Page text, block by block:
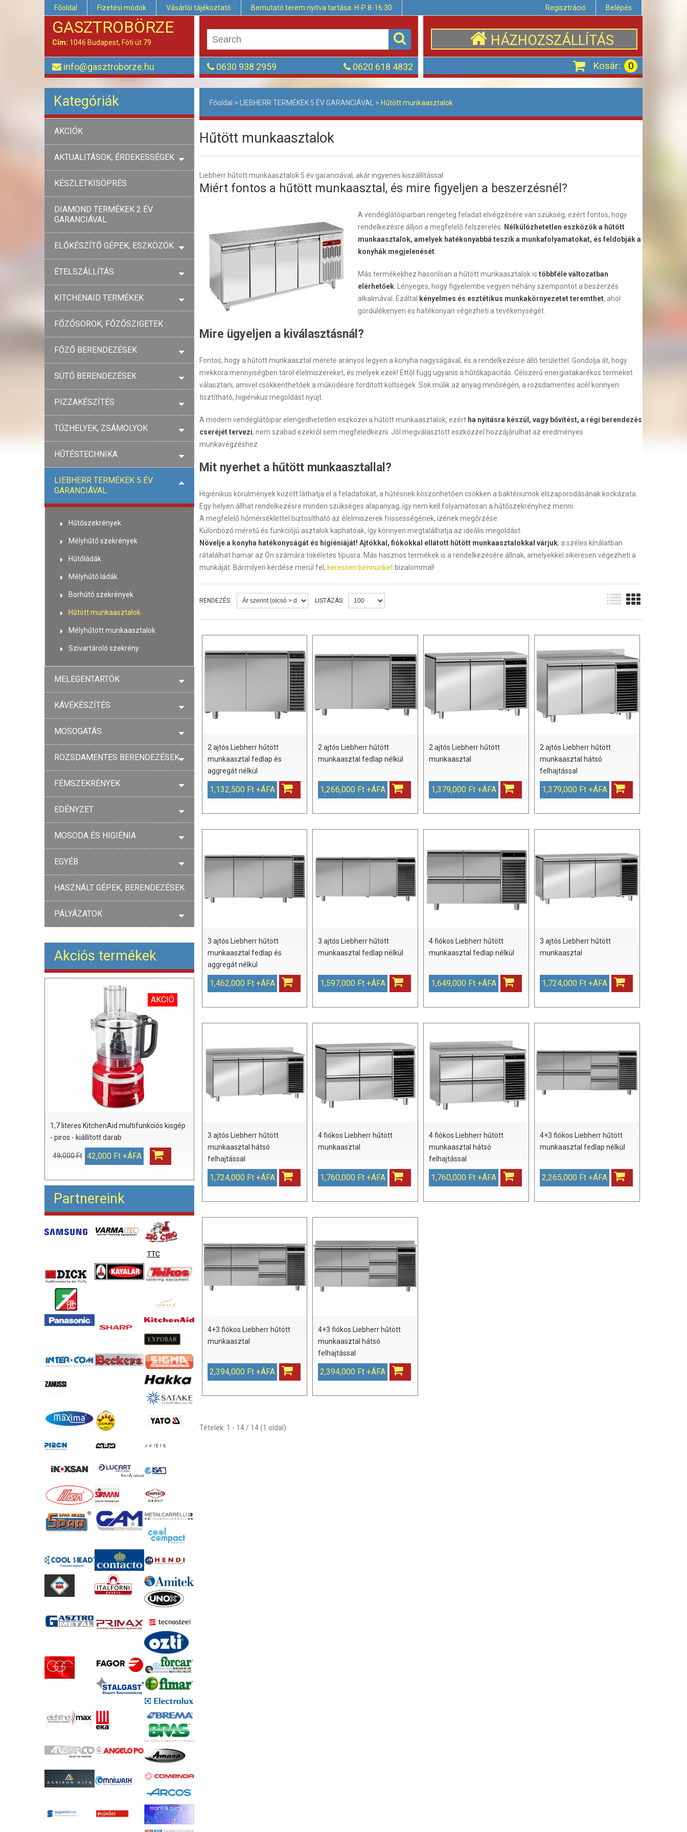
Főoldal Fizetési módok Vásárlói tájékoztató Bemutató terem nyitva tartása: H-P 8-16:30 Regisztráció Belépés
GASZTROBÖRZE
Cím: 1046 Budapest, Fóti út 79 HÁZHOZSZÁLLÍTÁS
info@gasztroborze.hu 0630 938 2959 0620 618 4832 Kosár: 0
Kategóriák
AKCIÓK
AKTUALITÁSOK, ÉRDEKESSÉGEK
KÉSZLETKISÖPRÉS
DIAMOND TERMÉKEK 2 ÉV
GARANCIÁVAL
ELŐKÉSZÍTŐ GÉPEK, ESZKÖZÖK
ÉTELSZÁLLÍTÁS
KITCHENAID TERMÉKEK
FŐZŐSOROK, FŐZŐSZIGETEK
FŐZŐ BERENDEZÉSEK
SÜTŐ BERENDEZÉSEK
PIZZAKÉSZÍTÉS
TŰZHELYEK, ZSÁMOLYOK
HŰTÉSTECHNIKA
LIEBHERR TERMÉKEK 5 ÉV
GARANCIÁVAL
Hűtőszekrények
Mélyhűtő szekrények
Hűtőládák
Mélyhűtő ládák
Borhűtő szekrények
Hűtött munkaasztalok
Mélyhűtött munkaasztalok
Szivartároló szekrény
MELEGENTARTÓK
KÁVÉKÉSZÍTÉS
MOSOGATÁS
ROZSDAMENTES BERENDEZÉSEK
FÉMSZEKRÉNYEK
EDÉNYZET
MOSODA ÉS HIGIÉNIA
EGYÉB
HASZNÁLT GÉPEK, BERENDEZÉSEK
PÁLYÁZATOK
Akciós termékek
AKCIÓ
1,7 literes KitchenAid multifunkciós kisgép
- piros - kiállított darab
49,000 Ft 42,000 Ft +ÁFA
Partnereink
Főoldal > LIEBHERR TERMÉKEK 5 ÉV GARANCIÁVAL > Hűtött munkaasztalok
Hűtött munkaasztalok
Liebherr hűtött munkaasztalok 5 év garanciával, akár ingyenes kiszállítással
Miért fontos a hűtött munkaasztal, és mire figyeljen a beszerzésnél?
A vendéglátóiparban rengeteg feladat elvégzésére van szükség, ezért fontos, hogy
rendelkezésre álljon a megfelelő felszerelés.
Nélkülözhetetlen eszközök a hűtött
munkaasztalok, amelyek hatékonyabbá teszik a munkafolyamatokat, és feldobják a
konyhák megjelenését.
Más termékekhez hasonlóan a hűtött munkaasztalok is többféle változatban
elérhetőek. Lényeges, hogy figyelembe vegyen néhány szempontot a beszerzés
alkalmával. Ezáltal
kényelmes és esztétikus munkakörnyezetet teremthet, ahol
gördülékenyen és hatékonyan végezheti a tevékenységét.
Mire ügyeljen a kiválasztásnál?
Fontos, hogy a hűtött munkaasztal mérete arányos legyen a konyha nagyságával, és a rendelkezésre álló területtel. Gondolja át, hogy
mekkora mennyiségben tárol élelmiszereket, és melyek ezek! Ettől függ ugyanis a hűtőkapacitás. Célszerű energiatakarékos terméket
választani, amivel csökkenthetőek a működésre fordított költségek. Sok múlik az anyag minőségén, a rozsdamentes acél könnyen
tisztítható, higiénikus megoldást nyújt.
A modern vendéglátóipar elengedhetetlen eszközei a hűtött munkaasztalok, ezért ha nyitásra készül, vagy bővítést, a régi berendezés
cseréjét tervezi, nem szabad ezekről sem megfeledkezni. Jól megválasztott eszközzel hozzájárulhat az eredményes
munkavégzéshez.
Mit nyerhet a hűtött munkaasztallal?
Higiénikus körülmények között láthatja el a feladatokat, a hűtésnek köszönhetően csökken a baktériumok elszaporodásának kockázata.
Egy helyen állhat rendelkezésre minden szükséges alapanyag, így nem kell folyamatosan a hűtőszekrényhez menni.
A megfelelő hőmérséklettel biztosítható az élelmiszerek frissességének, ízének megőrzése.
Különböző méretű és funkciójú asztalok kaphatóak, így könnyen megtalálhatja az ideális megoldást.
Növelje a konyha hatékonyságát és higiéniáját! Ajtókkal, fiókokkal ellátott hűtött munkaasztalokkal várjuk, a széles kínálatban
rátalálhat hamar az Ön számára tökéletes típusra. Más hasznos termékek is a rendelkezésére állnak, amelyekkel sikeresen végezheti a
munkáját. Bármilyen kérdése merül fel, keressen bennünketbizalommal!
RENDEZÉS: LISTÁZÁS:
2 ajtós Liebherr hűtött
munkaasztal fedlap és
aggregát nélkül
1,132,500 Ft +ÁFA
2 ajtós Liebherr hűtött
munkaasztal fedlap nélkül
1,266,000 Ft +ÁFA
2 ajtós Liebherr hűtött
munkaasztal
1,379,000 Ft +ÁFA
2 ajtós Liebherr hűtött
munkaasztal hátsó
felhajtással
1,379,000 Ft +ÁFA
3 ajtós Liebherr hűtött
munkaasztal fedlap és
aggregát nélkül
1,462,000 Ft +ÁFA
3 ajtós Liebherr hűtött
munkaasztal fedlap nélkül
1,597,000 Ft +ÁFA
4 fiókos Liebherr hűtött
munkaasztal fedlap nélkül
1,649,000 Ft +ÁFA
3 ajtós Liebherr hűtött
munkaasztal
1,724,000 Ft +ÁFA
3 ajtós Liebherr hűtött
munkaasztal hátsó
felhajtással
1,724,000 Ft +ÁFA
4 fiókos Liebherr hűtött
munkaasztal
1,760,000 Ft +ÁFA
4 fiókos Liebherr hűtött
munkaasztal hátsó
felhajtással
1,760,000 Ft +ÁFA
4+3 fiókos Liebherr hűtött
munkaasztal fedlap nélkül
2,265,000 Ft +ÁFA
4+3 fiókos Liebherr hűtött
munkaasztal
2,394,000 Ft +ÁFA
4+3 fiókos Liebherr hűtött
munkaasztal hátsó
felhajtással
2,394,000 Ft +ÁFA
Tételek: 1 - 14 / 14 (1 oldal)